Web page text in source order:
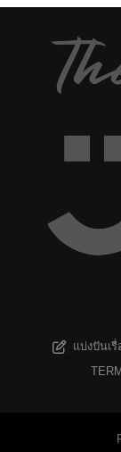
แบ่งปันเรื่